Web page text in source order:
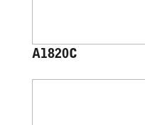
A1820C